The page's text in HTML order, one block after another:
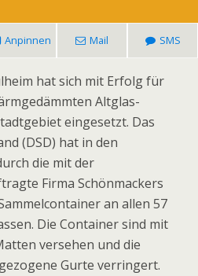
Anpinnen Mail SMS
hat sich mit Erfolg für
Altglas-
eingesetzt. Das
(DSD) hat in den
die mit der
Firma Schönmackers
an allen 57
Die Container sind mit
versehen und die
Gurte verringert.